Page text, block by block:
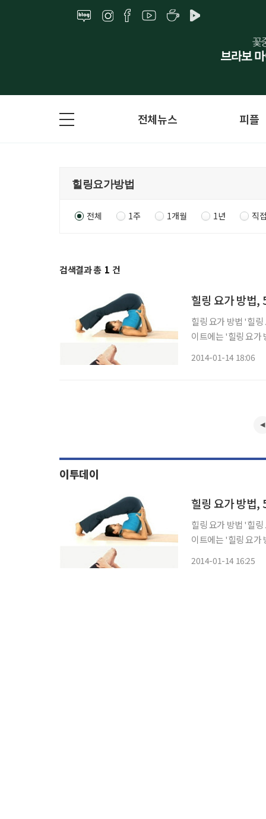
전체뉴스 피플
전체 1주 1개월 1년 직
검색결과 총 1 건
힐링 요가 방법,
힐링 요가 방법 '힐링 요가 방법'이 네티즌의 이목을 집중시키고 있다. 최근 한 온라인 포털사
이트에는 '힐링 요가 방법'이란
2014-01-14 18:06
이투데이
힐링 요가 방법,
힐링 요가 방법 '힐링 요가 방법'이 네티즌의 이목을 집중시키고 있다. 최근 한 온라인 포털사
이트에는 '힐링 요가 방법'이란
2014-01-14 16:25